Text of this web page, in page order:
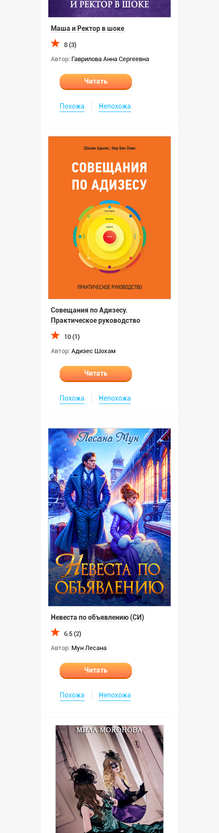
Маша и Ректор в шоке
8 (3)
Автор: Гаврилова Анна Сергеевна
Читать
Похожа Непохожа
Совещания по Адизесу.
Практическое руководство
10 (1)
Автор: Адизес Шохам
Читать
Похожа Непохожа
Невеста по объявлению (СИ)
6.5 (2)
Автор: Мун Лесана
Читать
Похожа Непохожа